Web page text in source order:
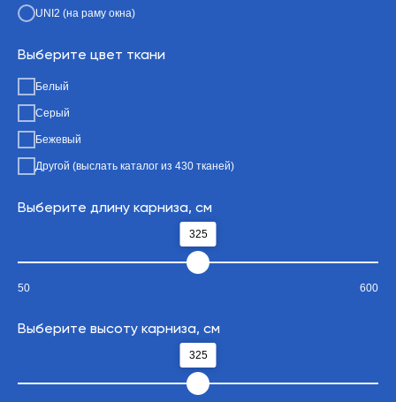
UNI2 (на раму окна)
Выберите цвет ткани
Белый
Серый
Бежевый
Другой (выслать каталог из 430 тканей)
Выберите длину карниза, см
325
50 600
Выберите высоту карниза, см
325